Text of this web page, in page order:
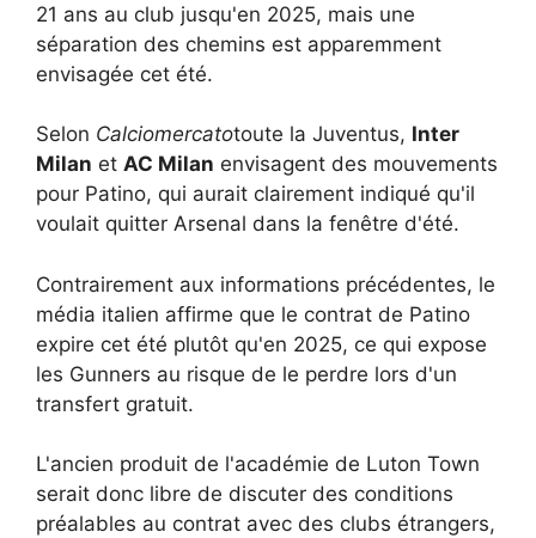
21 ans au club jusqu'en 2025, mais une
séparation des chemins est apparemment
envisagée cet été.
Selon Calciomercatotoute la Juventus, Inter
Milan et AC Milan envisagent des mouvements
pour Patino, qui aurait clairement indiqué qu'il
voulait quitter Arsenal dans la fenêtre d'été.
Contrairement aux informations précédentes, le
média italien affirme que le contrat de Patino
expire cet été plutôt qu'en 2025, ce qui expose
les Gunners au risque de le perdre lors d'un
transfert gratuit.
L'ancien produit de l'académie de Luton Town
serait donc libre de discuter des conditions
préalables au contrat avec des clubs étrangers,